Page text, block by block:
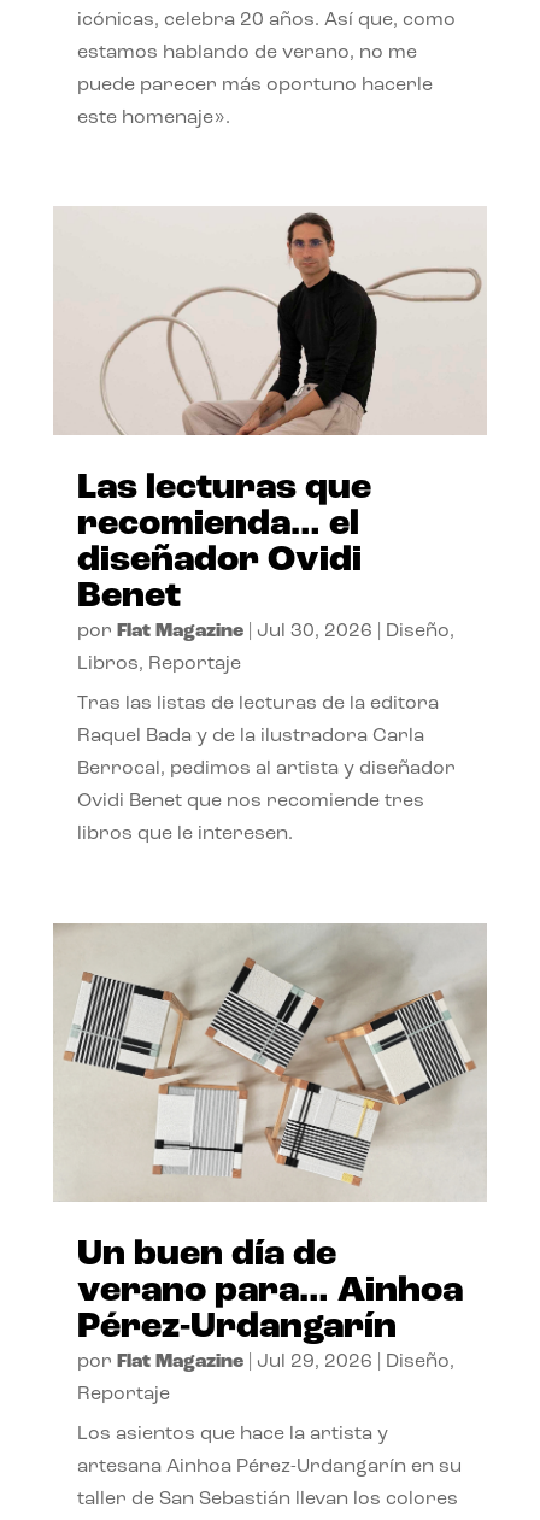
icónicas, celebra 20 años. Así que, como
estamos hablando de verano, no me
puede parecer más oportuno hacerle
este homenaje».
Las lecturas que
recomienda… el
diseñador Ovidi
Benet
por Flat Magazine| Jul 30, 2026 Diseño,
Libros, Reportaje
Tras las listas de lecturas de la editora
Raquel Bada y de la ilustradora Carla
Berrocal, pedimos al artista y diseñador
Ovidi Benet que nos recomiende tres
libros que le interesen.
Un buen día de
verano para… Ainhoa
Pérez-Urdangarín
por Flat Magazine| Jul 29, 2026 Diseño,
Reportaje
Los asientos que hace la artista y
artesana Ainhoa Pérez-Urdangarín en su
taller de San Sebastián llevan los colores